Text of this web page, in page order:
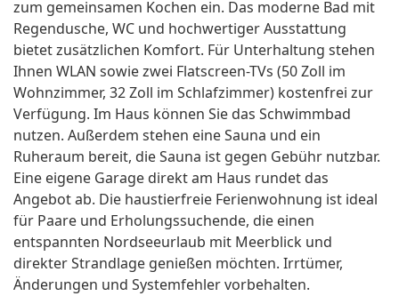
zum gemeinsamen Kochen ein. Das moderne Bad mit
Regendusche, WC und hochwertiger Ausstattung
bietet zusätzlichen Komfort. Für Unterhaltung stehen
Ihnen WLAN sowie zwei Flatscreen-TVs (50 Zoll im
Wohnzimmer, 32 Zoll im Schlafzimmer) kostenfrei zur
Verfügung. Im Haus können Sie das Schwimmbad
nutzen. Außerdem stehen eine Sauna und ein
Ruheraum bereit, die Sauna ist gegen Gebühr nutzbar.
Eine eigene Garage direkt am Haus rundet das
Angebot ab. Die haustierfreie Ferienwohnung ist ideal
für Paare und Erholungssuchende, die einen
entspannten Nordseeurlaub mit Meerblick und
direkter Strandlage genießen möchten. Irrtümer,
Änderungen und Systemfehler vorbehalten.